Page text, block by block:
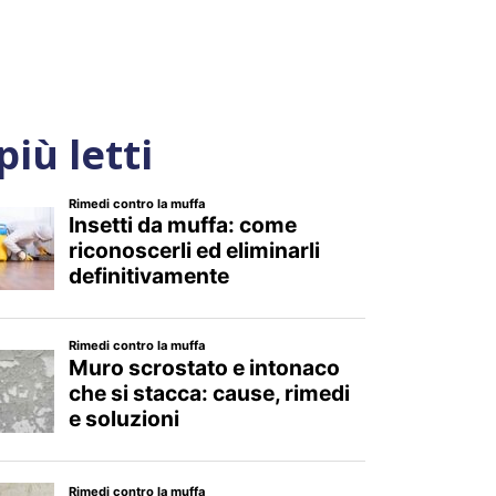
letti